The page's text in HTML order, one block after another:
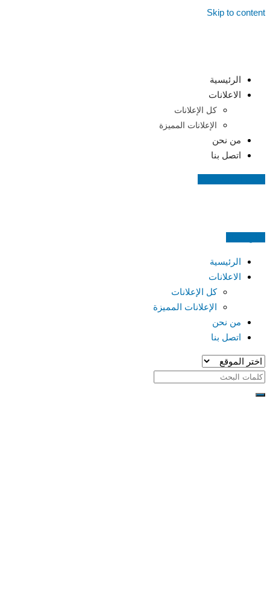
Skip to content
الرئيسية
الاعلانات
كل الإعلانات
الإعلانات المميزة
من نحن
اتصل بنا
الرئيسية
الاعلانات
كل الإعلانات
الإعلانات المميزة
من نحن
اتصل بنا